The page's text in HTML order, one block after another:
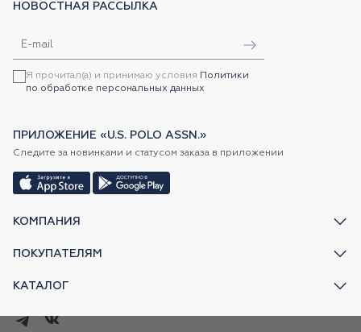
КОМПАНИЯ
ПОКУПАТЕЛЯМ
КАТАЛОГ
НОВОСТНАЯ РАССЫЛКА
Я прочитал(а) и принимаю условия Политики
по обработке персональных данных
ПРИЛОЖЕНИЕ «U.S. POLO ASSN.»
Следите за новинками и статусом заказа в приложении